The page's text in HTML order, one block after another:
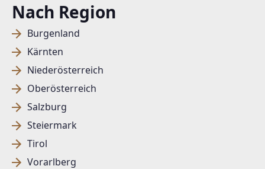
Nach Region
Burgenland
Kärnten
Niederösterreich
Oberösterreich
Salzburg
Steiermark
Tirol
Vorarlberg